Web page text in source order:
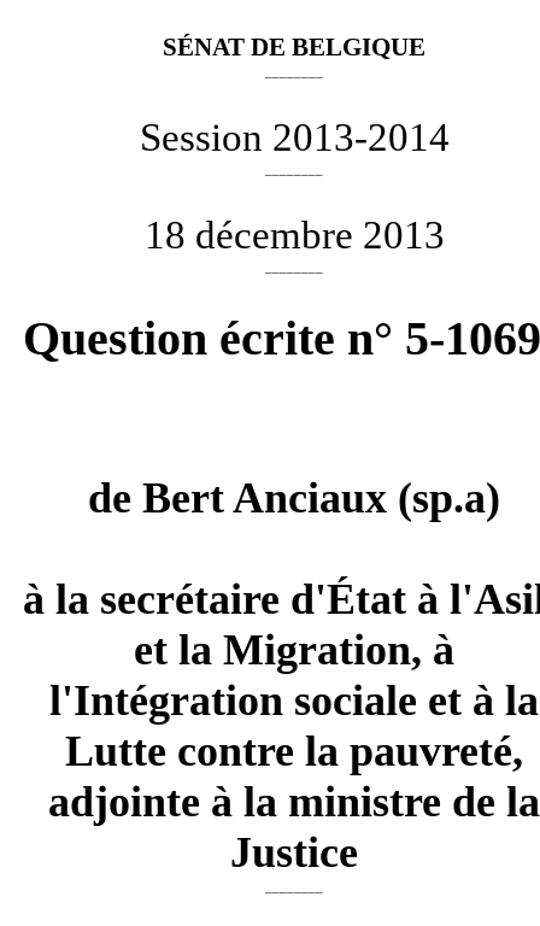
SÉNAT DE BELGIQUE
Session 2013-2014
18 décembre 2013
Question écrite n° 5-
deBert Anciaux (sp.a)
à la secrétaire d'État à
et la Migration, à
l'Intégration sociale et à la
Lutte contre la pauvreté,
adjointe à la ministre de la
Justice